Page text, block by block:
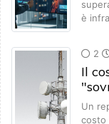
è
2
Il
Un
costo